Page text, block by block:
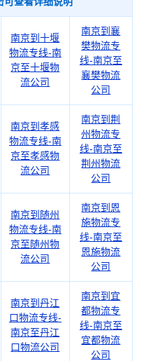
南京到十堰
物流专线-南
京至十堰物
流公司
南京到襄
樊物流专
线-南京至
襄樊物流
公司
南京到孝感
物流专线-南
京至孝感物
流公司
南京到荆
州物流专
线-南京至
荆州物流
公司
南京到随州
物流专线-南
京至随州物
流公司
南京到恩
施物流专
线-南京至
恩施物流
公司
南京到丹江
口物流专线-
南京至丹江
口物流公司
南京到宜
都物流专
线-南京至
宜都物流
公司